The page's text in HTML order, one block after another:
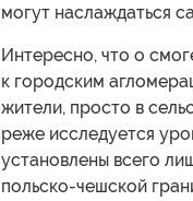
могут наслаждаться
Интересно, что о
к городским
жители, просто в
реже исследуется
установлены всего
польско-чешской